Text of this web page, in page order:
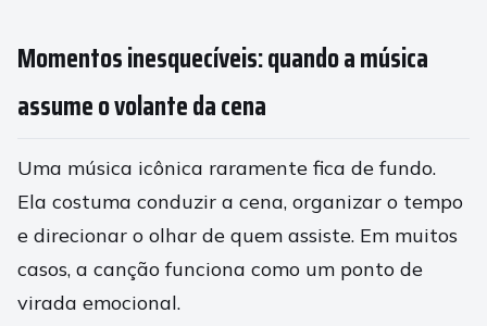
Momentos inesquecíveis: quando a música
assume o volante da cena
Uma música icônica raramente fica de fundo.
Ela costuma conduzir a cena, organizar o tempo
e direcionar o olhar de quem assiste. Em muitos
casos, a canção funciona como um ponto de
virada emocional.